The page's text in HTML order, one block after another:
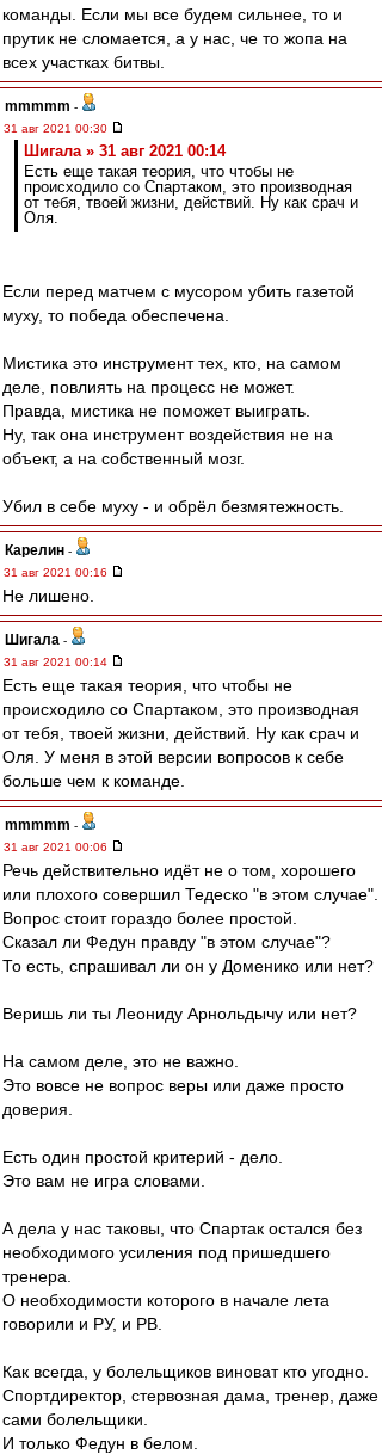
команды. Если мы все будем сильнее, то и
прутик не сломается, а у нас, че то жопа на
всех участках битвы.
mmmmm -
31 авг 2021 00:30
Шигала » 31 авг 2021 00:14
Есть еще такая теория, что чтобы не
происходило со Спартаком, это производная
от тебя, твоей жизни, действий. Ну как срач и
Оля.
Если перед матчем с мусором убить газетой
муху, то победа обеспечена.
Мистика это инструмент тех, кто, на самом
деле, повлиять на процесс не может.
Правда, мистика не поможет выиграть.
Ну, так она инструмент воздействия не на
объект, а на собственный мозг.
Убил в себе муху - и обрёл безмятежность.
Карелин -
31 авг 2021 00:16
Не лишено.
Шигала -
31 авг 2021 00:14
Есть еще такая теория, что чтобы не
происходило со Спартаком, это производная
от тебя, твоей жизни, действий. Ну как срач и
Оля. У меня в этой версии вопросов к себе
больше чем к команде.
mmmmm -
31 авг 2021 00:06
Речь действительно идёт не о том, хорошего
или плохого совершил Тедеско "в этом случае".
Вопрос стоит гораздо более простой.
Сказал ли Федун правду "в этом случае"?
То есть, спрашивал ли он у Доменико или нет?
Веришь ли ты Леониду Арнольдычу или нет?
На самом деле, это не важно.
Это вовсе не вопрос веры или даже просто
доверия.
Есть один простой критерий - дело.
Это вам не игра словами.
А дела у нас таковы, что Спартак остался без
необходимого усиления под пришедшего
тренера.
О необходимости которого в начале лета
говорили и РУ, и РВ.
Как всегда, у болельщиков виноват кто угодно.
Спортдиректор, стервозная дама, тренер, даже
сами болельщики.
И только Федун в белом.